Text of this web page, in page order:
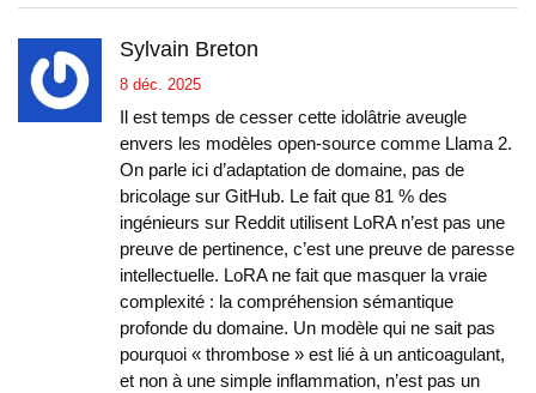
Sylvain Breton
8 déc. 2025
Il est temps de cesser cette idolâtrie aveugle
envers les modèles open-source comme Llama 2.
On parle ici d’adaptation de domaine, pas de
bricolage sur GitHub. Le fait que 81 % des
ingénieurs sur Reddit utilisent LoRA n’est pas une
preuve de pertinence, c’est une preuve de paresse
intellectuelle. LoRA ne fait que masquer la vraie
complexité : la compréhension sémantique
profonde du domaine. Un modèle qui ne sait pas
pourquoi « thrombose » est lié à un anticoagulant,
et non à une simple inflammation, n’est pas un